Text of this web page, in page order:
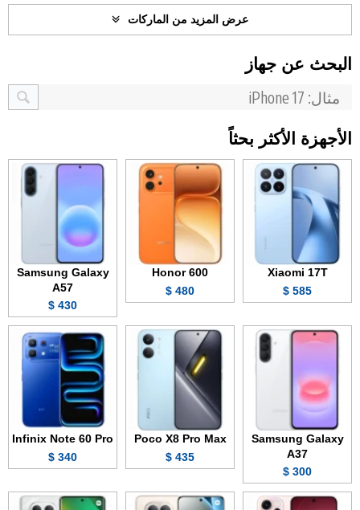
عرض المزيد من الماركات
البحث عن جهاز
الأجهزة الأكثر بحثاً
Xiaomi 17T
585 $
Honor 600
480 $
Samsung Galaxy
A57
430 $
Samsung Galaxy
A37
300 $
Poco X8 Pro Max
435 $
Infinix Note 60 Pro
340 $